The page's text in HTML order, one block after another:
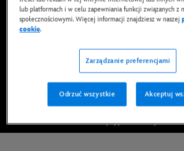
Film już dostępny na Disney+*,
OGLĄDAJ NA DISNEY+
* Obowiązują Warunki użytkowania
lub platformach i w celu zapewniania funkcji związanych z
społecznościowymi. Więcej informacji znajdziesz w naszej
cookie.
Zarządzanie preferencjami
Odrzuć wszystkie Akceptuj